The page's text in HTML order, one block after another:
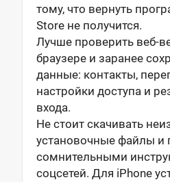
тому, что вернуть
Store не получится.
Лучше проверить веб-
браузере и заранее
данные: контакты,
настройки доступа и
входа.
Не стоит скачивать
установочные файлы и
сомнительными
соцсетей. Для iPhone